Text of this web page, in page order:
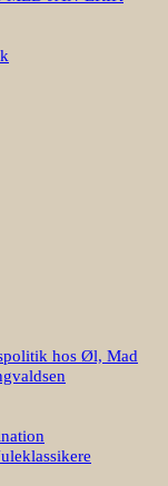
hos Øl, Mad